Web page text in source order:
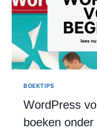
BOEKTIPS
WordPress
boeken onder